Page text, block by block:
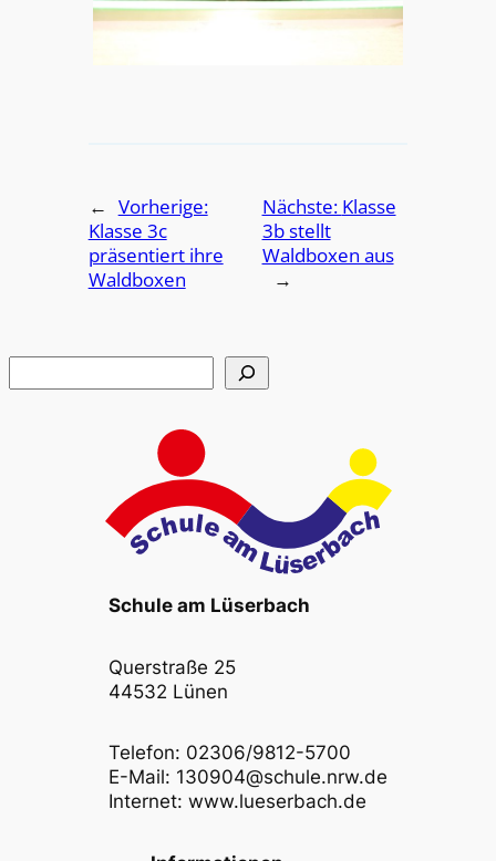
← Vorherige:
Klasse 3c
präsentiert ihre
Waldboxen
Nächste: Klasse
3b stellt
Waldboxen aus
→
Schule am Lüserbach
Querstraße 25
44532 Lünen
Telefon: 02306/9812-5700
E-Mail: 130904@schule.nrw.de
Internet: www.lueserbach.de